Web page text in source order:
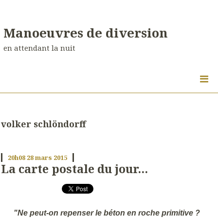
Manoeuvres de diversion
en attendant la nuit
volker schlöndorff
20h08 28mars 2015
La carte postale du jour...
"Ne peut-on repenser le béton en roche primitive ?